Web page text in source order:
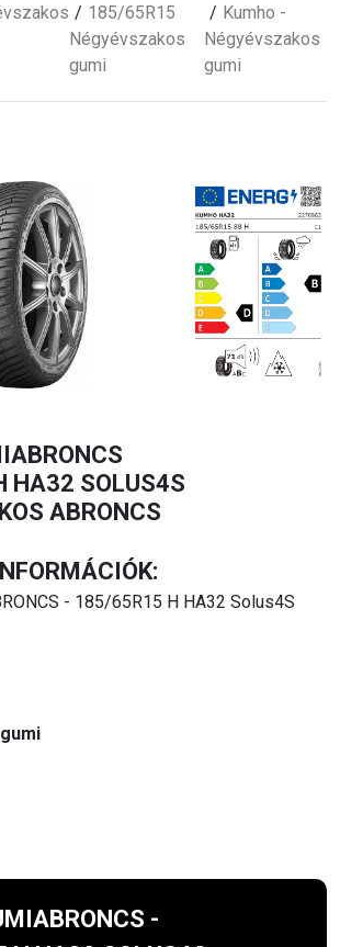
185/65R15
Négyévszakos
gumi
Kumho -
Négyévszakos
gumi
HA32 SOLUS4S
ABRONCS
- 185/65R15 H HA32 Solus4S
-